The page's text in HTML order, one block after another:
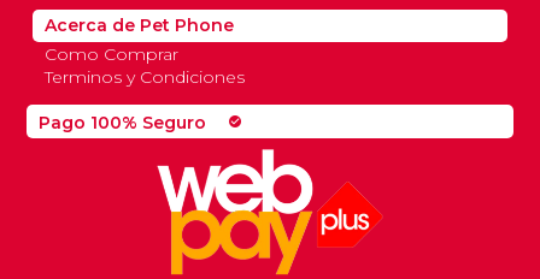
Pago 100% Seguro check_circle
Acerca de Pet Phone
Como Comprar
Terminos y Condiciones